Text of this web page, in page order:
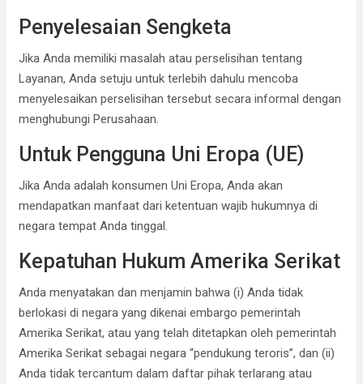
Penyelesaian Sengketa
Jika Anda memiliki masalah atau perselisihan tentang
Layanan, Anda setuju untuk terlebih dahulu mencoba
menyelesaikan perselisihan tersebut secara informal dengan
menghubungi Perusahaan.
Untuk Pengguna Uni Eropa (UE)
Jika Anda adalah konsumen Uni Eropa, Anda akan
mendapatkan manfaat dari ketentuan wajib hukumnya di
negara tempat Anda tinggal.
Kepatuhan Hukum Amerika Serikat
Anda menyatakan dan menjamin bahwa (i) Anda tidak
berlokasi di negara yang dikenai embargo pemerintah
Amerika Serikat, atau yang telah ditetapkan oleh pemerintah
Amerika Serikat sebagai negara “pendukung teroris”, dan (ii)
Anda tidak tercantum dalam daftar pihak terlarang atau